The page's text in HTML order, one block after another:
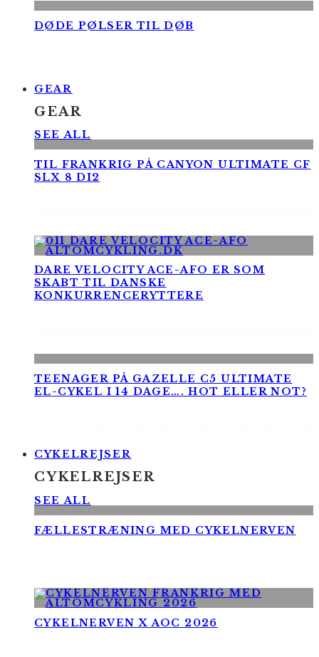
DØDE PØLSER TIL DØB
GEAR
GEAR
SEE ALL
TIL FRANKRIG PÅ CANYON ULTIMATE CF
SLX 8 DI2
DARE VELOCITY ACE-AFO ER SOM
SKABT TIL DANSKE
KONKURRENCERYTTERE
TEENAGER PÅ GAZELLE C5 ULTIMATE
EL-CYKEL I 14 DAGE…. HOT ELLER NOT?
CYKELREJSER
CYKELREJSER
SEE ALL
FÆLLESTRÆNING MED CYKELNERVEN
CYKELNERVEN X AOC 2026